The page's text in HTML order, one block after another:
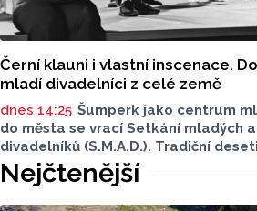
Černí klauni i vlastní inscenace.
mladí divadelníci z celé země
dnes 14:25 Šumperk jako centrum
do města se vrací Setkání mladých
divadelníků (S.M.A.D.). Tradiční
nabídne talentům z celého Česka
tvorbu i vzájemnou inspiraci.
srpna.
Nejčtenější